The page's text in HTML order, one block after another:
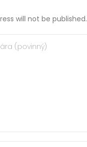
will not be published.